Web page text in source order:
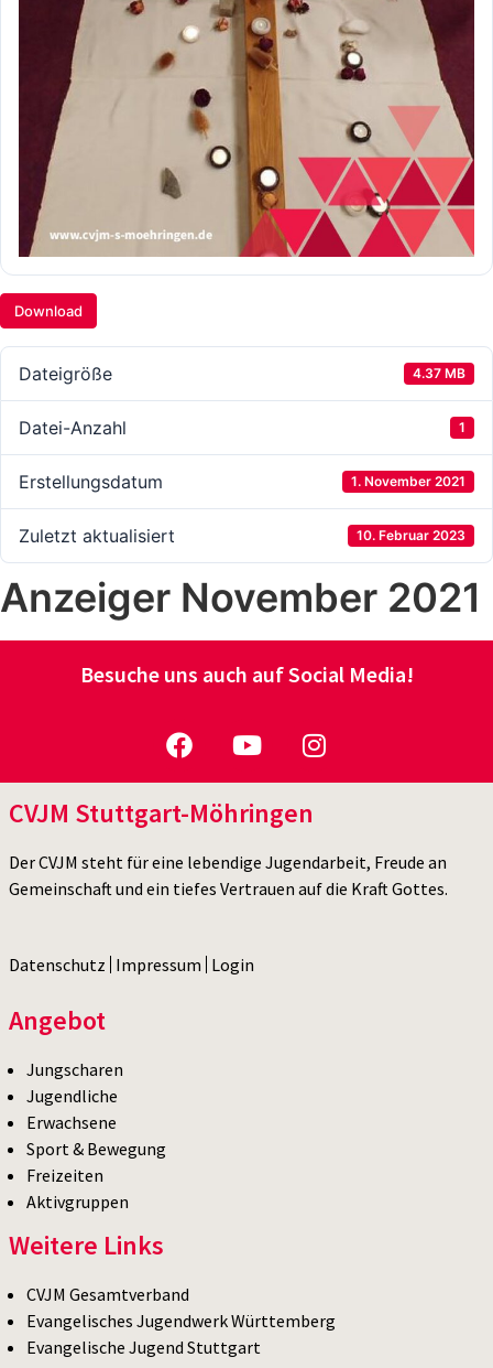
Download
Dateigröße 4.37 MB
Datei-Anzahl 1
Erstellungsdatum 1. November 2021
Zuletzt aktualisiert 10. Februar 2023
Anzeiger November 2021
Besuche uns auch auf Social Media!
CVJM Stuttgart-Möhringen
Der CVJM steht für eine lebendige Jugendarbeit, Freude an
Gemeinschaft und ein tiefes Vertrauen auf die Kraft Gottes.
Datenschutz Impressum Login
Angebot
Jungscharen
Jugendliche
Erwachsene
Sport & Bewegung
Freizeiten
Aktivgruppen
Weitere Links
CVJM Gesamtverband
Evangelisches Jugendwerk Württemberg
Evangelische Jugend Stuttgart